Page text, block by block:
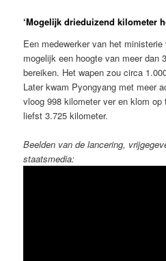
‘Mogelijk drieduizend kilometer
Een medewerker van het
mogelijk een hoogte van meer dan
bereiken. Het wapen zou circa
Later kwam Pyongyang met meer
vloog 998 kilometer ver en klom
liefst 3.725 kilometer.
Beelden van de lancering,
staatsmedia: